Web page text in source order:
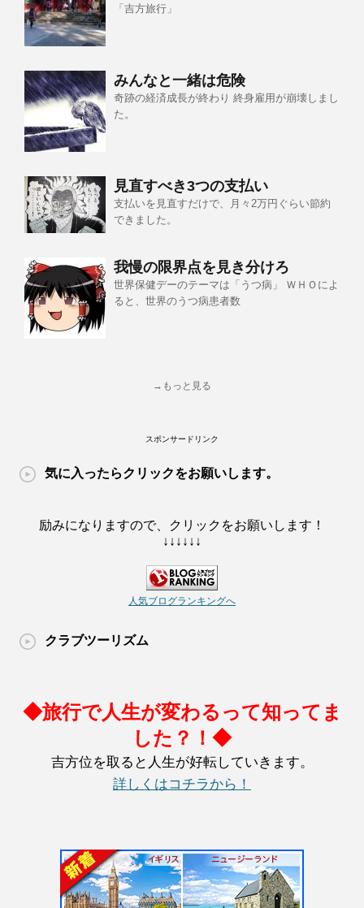
「吉方旅行」
みんなと一緒は危険
奇跡の経済成長が終わり 終身雇用が崩壊しまし
た。
見直すべき3つの支払い
支払いを見直すだけで、月々2万円ぐらい節約
できました。
我慢の限界点を見き分けろ
世界保健デーのテーマは「うつ病」 ＷＨＯによ
ると、世界のうつ病患者数
→もっと見る
スポンサードリンク
気に入ったらクリックをお願いします。
励みになりますので、クリックをお願いします！
↓↓↓↓↓↓
人気ブログランキングへ
クラブツーリズム
◆旅行で人生が変わるって知ってま
した？！◆
吉方位を取ると人生が好転していきます。
詳しくはコチラから！